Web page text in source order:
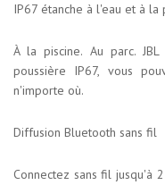
IP67 étanche à l'eau et à la
À la piscine. Au parc.
poussière IP67, vous
n'importe où.
Diffusion Bluetooth sans fil
Connectez sans fil jusqu'à